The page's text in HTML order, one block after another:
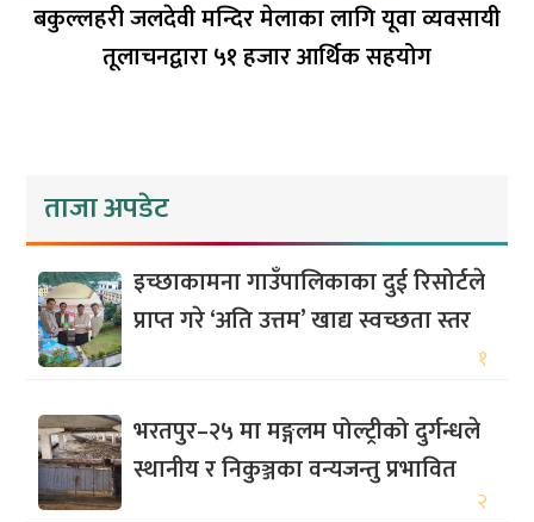
बकुल्लहरी जलदेवी मन्दिर मेलाका लागि यूवा व्यवसायी
तूलाचनद्वारा ५१ हजार आर्थिक सहयोग
ताजा अपडेट
इच्छाकामना गाउँपालिकाका दुई रिसोर्टले
प्राप्त गरे ‘अति उत्तम’ खाद्य स्वच्छता स्तर
१
भरतपुर–२५ मा मङ्गलम पोल्ट्रीको दुर्गन्धले
स्थानीय र निकुञ्जका वन्यजन्तु प्रभावित
२